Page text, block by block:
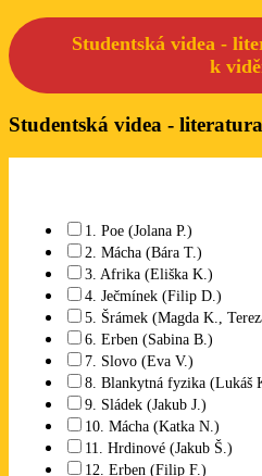
Studentská videa -
k
Studentská videa -
1. Poe (Jolana P.)
2. Mácha (Bára T.)
3. Afrika (Eliška K.)
4. Ječmínek (Filip D.)
5. Šrámek (Magda K.,
6. Erben (Sabina B.)
7. Slovo (Eva V.)
8. Blankytná fyzika (Lukáš
9. Sládek (Jakub J.)
10. Mácha (Katka N.)
11. Hrdinové (Jakub Š.)
12. Erben (Filip F.)